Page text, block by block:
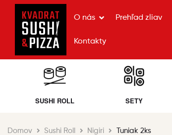
O nás Prehľad zliav
Kontakty
SUSHI ROLL SETY
Domov Sushi Roll Nigiri Tuniak 2ks